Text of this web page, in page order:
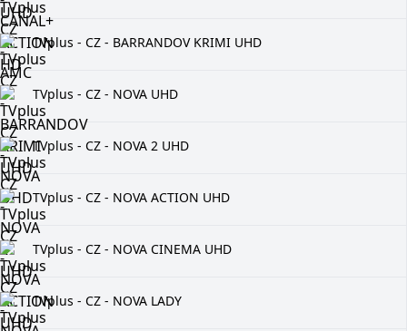
TVplus - CZ - BARRANDOV KRIMI UHD
TVplus - CZ - NOVA UHD
TVplus - CZ - NOVA 2 UHD
TVplus - CZ - NOVA ACTION UHD
TVplus - CZ - NOVA CINEMA UHD
TVplus - CZ - NOVA LADY